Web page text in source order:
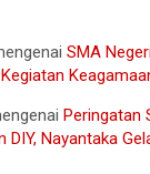
SMA
Peringatan
DIY, Nayantaka